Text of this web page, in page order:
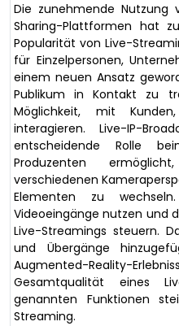
Die zunehmende Nutzung
Sharing-Plattformen hat
Popularität von Live-
für Einzelpersonen,
einem neuen Ansatz
Publikum in Kontakt zu
Möglichkeit, mit
interagieren. Live-IP-
entscheidende Rolle
Produzenten
verschiedenen
Elementen zu
Videoeingänge nutzen und
Live-Streamings steuern.
und Übergänge
Augmented-Reality-
Gesamtqualität eines
genannten Funktionen
Streaming.